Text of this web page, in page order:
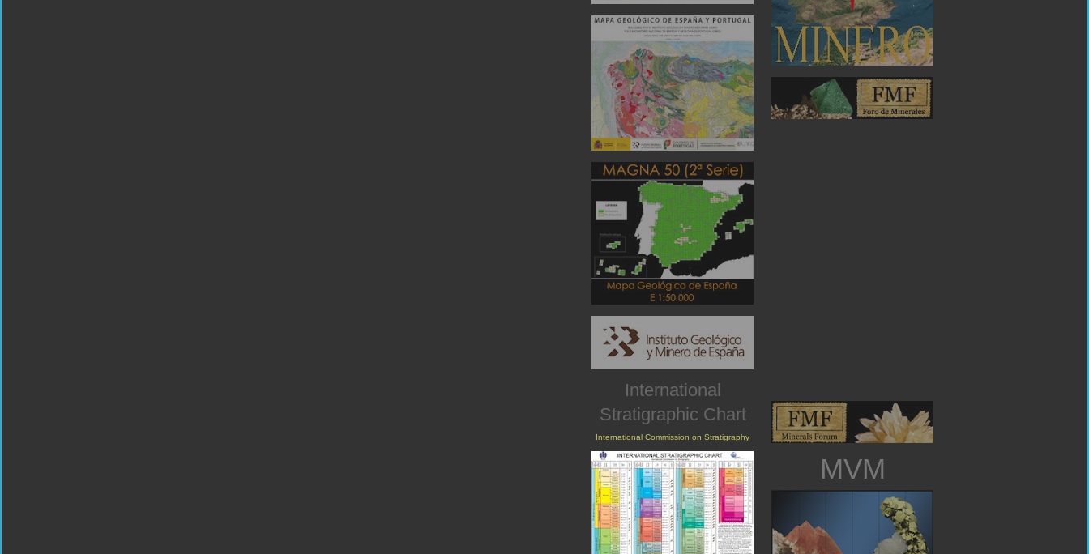
MVM
International
Stratigraphic Chart
International Commission on Stratigraphy